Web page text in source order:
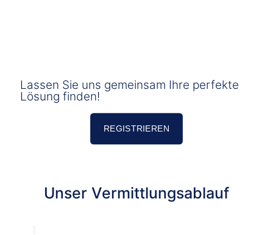
Lassen Sie uns gemeinsam Ihre perfekte
Lösung finden!
REGISTRIEREN
Unser Vermittlungsablauf